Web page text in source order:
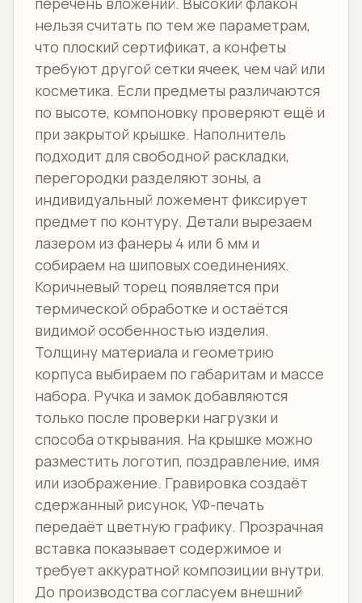
нельзя считать по тем же параметрам,
что плоский сертификат, а конфеты
требуют другой сетки ячеек, чем чай или
косметика. Если предметы различаются
по высоте, компоновку проверяют ещё и
при закрытой крышке. Наполнитель
подходит для свободной раскладки,
перегородки разделяют зоны, а
индивидуальный ложемент фиксирует
предмет по контуру. Детали вырезаем
лазером из фанеры 4 или 6 мм и
собираем на шиповых соединениях.
Коричневый торец появляется при
термической обработке и остаётся
видимой особенностью изделия.
Толщину материала и геометрию
корпуса выбираем по габаритам и массе
набора. Ручка и замок добавляются
только после проверки нагрузки и
способа открывания. На крышке можно
разместить логотип, поздравление, имя
или изображение. Гравировка создаёт
сдержанный рисунок, УФ-печать
передаёт цветную графику. Прозрачная
вставка показывает содержимое и
требует аккуратной композиции внутри.
До производства согласуем внешний